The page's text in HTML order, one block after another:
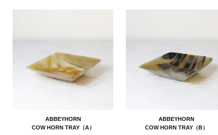
ABBEYHORN
COW HORN TRAY（A）
ABBEYHORN
COW HORN TRAY（B）